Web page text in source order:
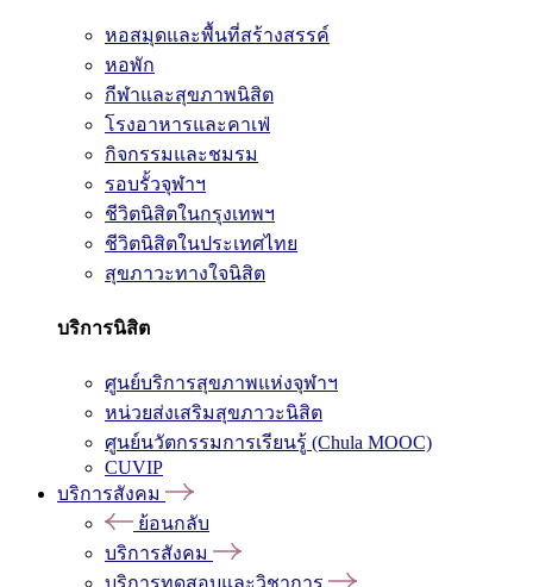
หอสมุดและพื้นที่สร้างสรรค์
หอพัก
กีฬาและสุขภาพนิสิต
โรงอาหารและคาเฟ่
กิจกรรมและชมรม
รอบรั้วจุฬาฯ
ชีวิตนิสิตในกรุงเทพฯ
ชีวิตนิสิตในประเทศไทย
สุขภาวะทางใจนิสิต
บริการนิสิต
ศูนย์บริการสุขภาพแห่งจุฬาฯ
หน่วยส่งเสริมสุขภาวะนิสิต
ศูนย์นวัตกรรมการเรียนรู้ (Chula MOOC)
CUVIP
บริการสังคม
ย้อนกลับ
บริการสังคม